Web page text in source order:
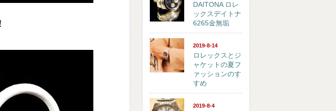
DAITONA ロレ
ックスデイトナ
6265金無垢
2019-8-14
ロレックスとジ
ャケットの夏フ
ァッションのす
すめ
2019-8-4